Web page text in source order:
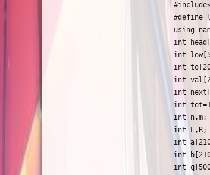
#define
using
int
int
int
int
int
int
int n,m;
int L,R;
int
int
int